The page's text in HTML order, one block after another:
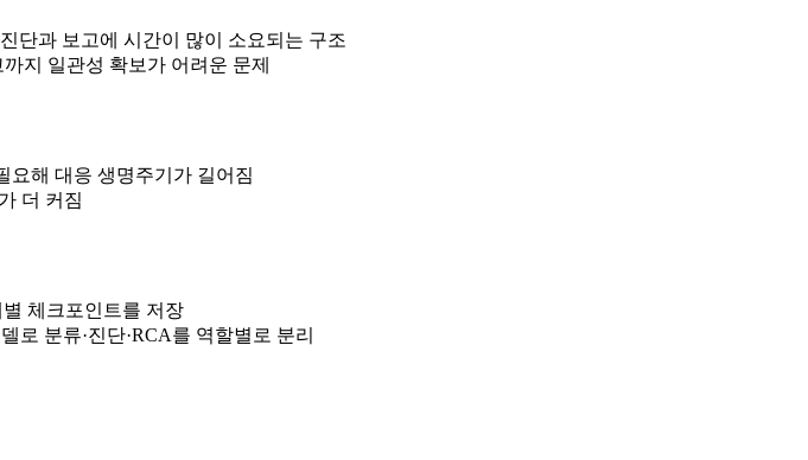
단과 보고에 시간이 많이 소요되는 구조
지 일관성 확보가 어려운 문제
요해 대응 생명주기가 길어짐
더 커짐
별 체크포인트를 저장
로 분류·진단·RCA를 역할별로 분리